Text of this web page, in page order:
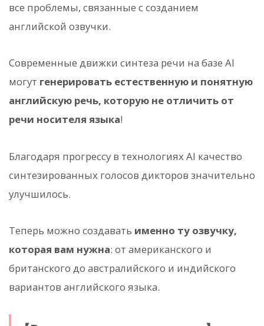
все проблемы, связанные с созданием
английской озвучки.
Современные движки синтеза речи на базе AI
могут генерировать естественную и понятную
английскую речь, которую не отличить от
речи носителя языка!
Благодаря прогрессу в технологиях AI качество
синтезированных голосов дикторов значительно
улучшилось.
Теперь можно создавать именно ту озвучку,
которая вам нужна: от американского и
британского до австралийского и индийского
вариантов английского языка.